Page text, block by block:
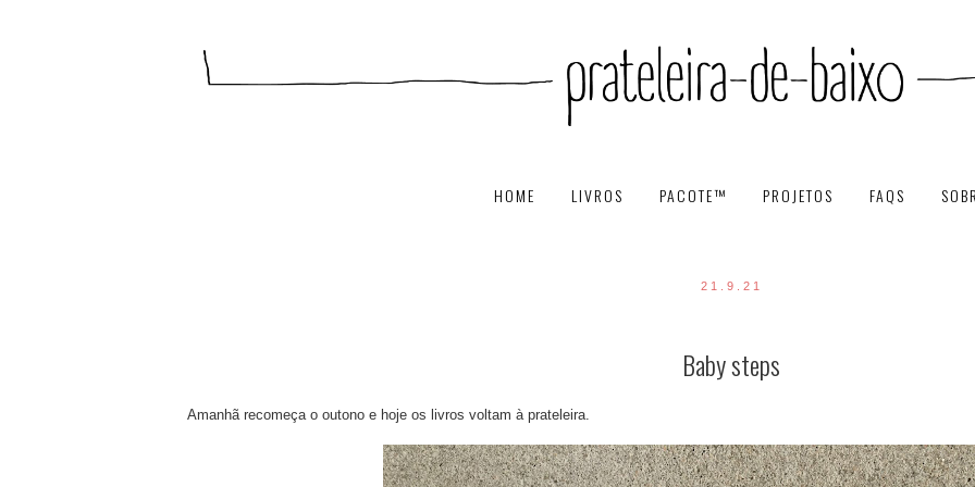
HOME LIVROS PACOTE™ PROJETOS FAQS
21.9.21
Baby steps
Amanhã recomeça o outono e hoje os livros voltam à prateleira.